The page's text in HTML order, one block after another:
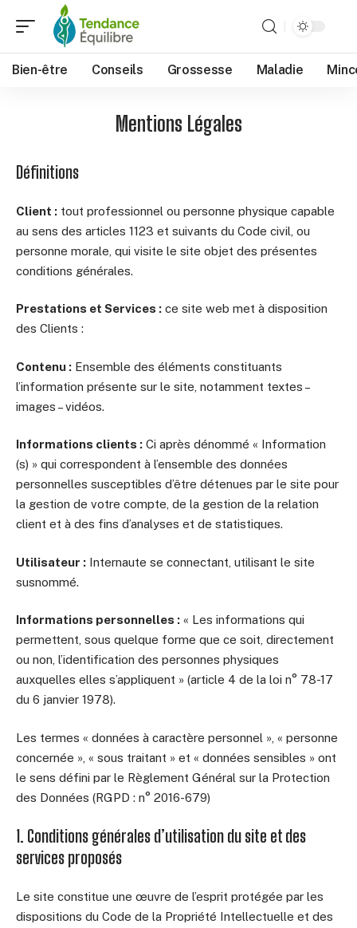
Bien-être Conseils Grossesse Maladie
Mentions Légales
Définitions
Client : tout professionnel ou personne physique capable
au sens des articles 1123 et suivants du Code civil, ou
personne morale, qui visite le site objet des présentes
conditions générales.
Prestations et Services : ce site web met à disposition
des Clients :
Contenu : Ensemble des éléments constituants
l’information présente sur le site, notamment textes –
images – vidéos.
Informations clients : Ci après dénommé « Information
(s) » qui correspondent à l’ensemble des données
personnelles susceptibles d’être détenues par le site pour
la gestion de votre compte, de la gestion de la relation
client et à des fins d’analyses et de statistiques.
Utilisateur : Internaute se connectant, utilisant le site
susnommé.
Informations personnelles : « Les informations qui
permettent, sous quelque forme que ce soit, directement
ou non, l’identification des personnes physiques
auxquelles elles s’appliquent » (article 4 de la loi n° 78-17
du 6 janvier 1978).
Les termes « données à caractère personnel », « personne
concernée », « sous traitant » et « données sensibles » ont
le sens défini par le Règlement Général sur la Protection
des Données (RGPD : n° 2016-679)
1. Conditions générales d’utilisation du site et des
services proposés
Le site constitue une œuvre de l’esprit protégée par les
dispositions du Code de la Propriété Intellectuelle et des